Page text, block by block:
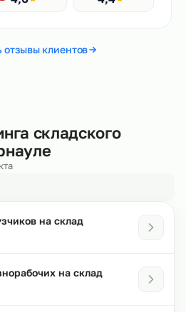
отзывы клиентов
складского
на склад
на склад